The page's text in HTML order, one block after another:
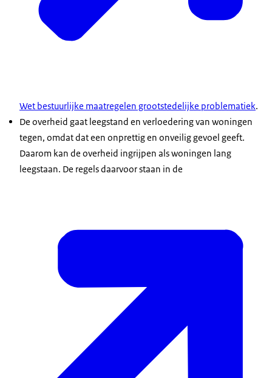
Wet bestuurlijke maatregelen grootstedelijke problematiek.
De overheid gaat leegstand en verloedering van woningen
tegen, omdat dat een onprettig en onveilig gevoel geeft.
Daarom kan de overheid ingrijpen als woningen lang
leegstaan. De regels daarvoor staan in de